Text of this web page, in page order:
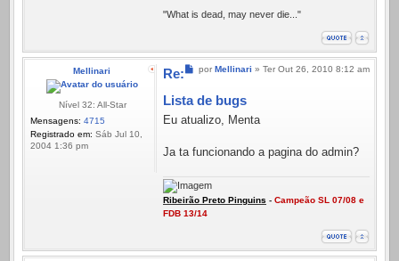
"What is dead, may never die..."
Mellinari
Nível 32: All-Star
Mensagens: 4715
Registrado em: Sáb Jul 10,
2004 1:36 pm
Mensagem
por Mellinari » Ter Out 26, 2010 8:12 am
Re:
Lista de bugs
Eu atualizo, Menta
Ja ta funcionando a pagina do admin?
Ribeirão Preto Pinguins - Campeão SL 07/08 e
FDB 13/14